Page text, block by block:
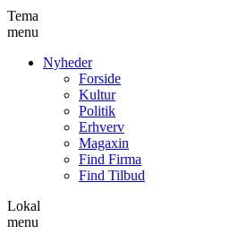
Tema
menu
Nyheder
Forside
Kultur
Politik
Erhverv
Magaxin
Find Firma
Find Tilbud
Lokal
menu